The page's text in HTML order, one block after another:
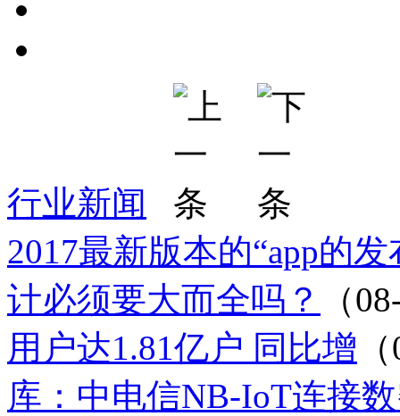
行业新闻
2017最新版本的“app的发
计必须要大而全吗？
（
用户达1.81亿户 同比增
库：中电信NB-IoT连接